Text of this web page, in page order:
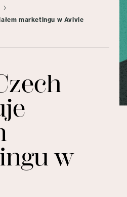
marketingu w Avivie
w